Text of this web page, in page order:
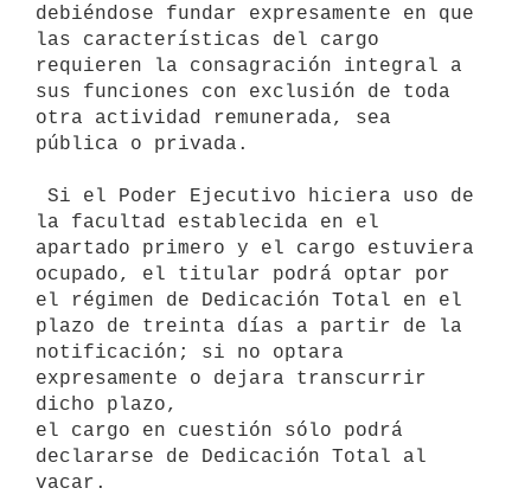
debiéndose fundar expresamente en que
las características del cargo
requieren la consagración integral a
sus funciones con exclusión de toda
otra actividad remunerada, sea
pública o privada.
la facultad establecida en el
apartado primero y el cargo estuviera
ocupado, el titular podrá optar por
el régimen de Dedicación Total en el
plazo de treinta días a partir de la
notificación; si no optara
expresamente o dejara transcurrir
dicho plazo,
el cargo en cuestión sólo podrá
declararse de Dedicación Total al
vacar.